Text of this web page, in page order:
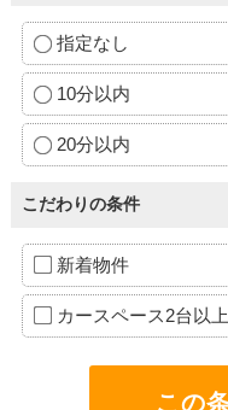
指定なし
10分以内
20分以内
こだわりの条件
新着物件
カースペース2台以上